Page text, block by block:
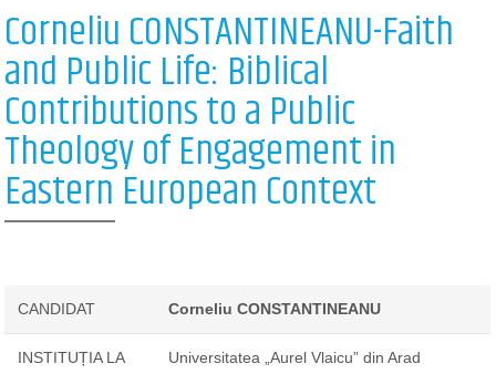
Corneliu CONSTANTINEANU-Faith
and Public Life: Biblical
Contributions to a Public
Theology of Engagement in
Eastern European Context
CANDIDAT Corneliu CONSTANTINEANU
INSTITUȚIA LA
Universitatea „Aurel Vlaicu” din Arad